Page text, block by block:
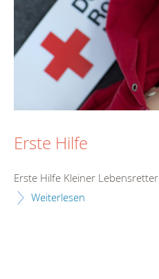
Erste Hilfe
Erste Hilfe Kleiner Lebensretter
Weiterlesen